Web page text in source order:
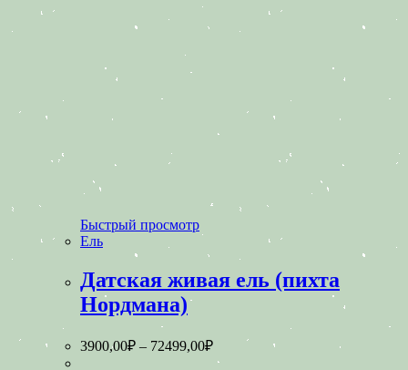
Быстрый просмотр
Ель
Датская живая ель (пихта
Нордмана)
3900,00₽ – 72499,00₽